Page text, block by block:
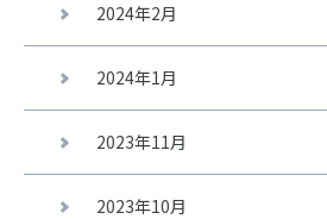
2024年2月
2024年1月
2023年11月
2023年10月